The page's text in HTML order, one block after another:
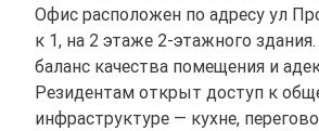
Офис расположен по адресу ул
к 1, на 2 этаже 2-этажного
баланс качества помещения и
Резидентам открыт доступ к
инфраструктуре — кухне,